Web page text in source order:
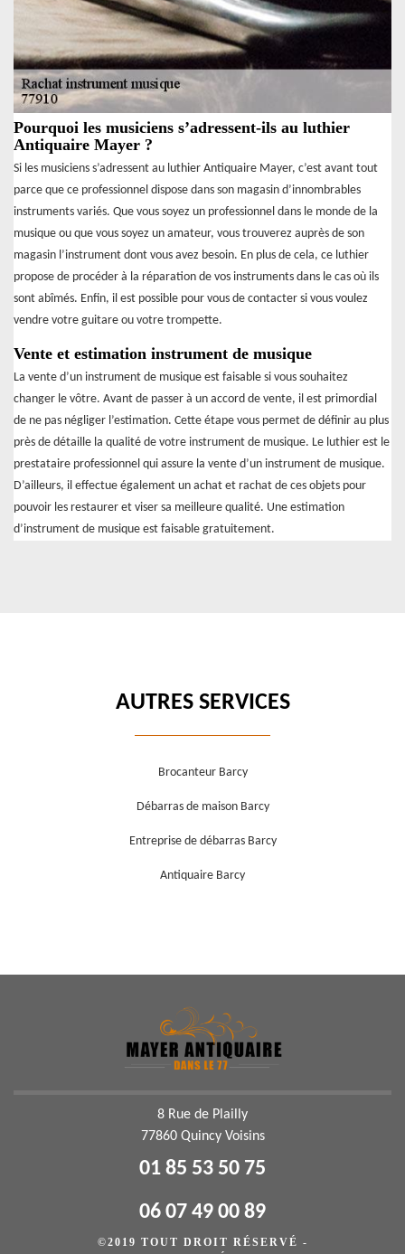
Pourquoi les musiciens s’adressent-ils au luthier
Antiquaire Mayer ?
Si les musiciens s’adressent au luthier Antiquaire Mayer, c’est avant tout
parce que ce professionnel dispose dans son magasin d’innombrables
instruments variés. Que vous soyez un professionnel dans le monde de la
musique ou que vous soyez un amateur, vous trouverez auprès de son
magasin l’instrument dont vous avez besoin. En plus de cela, ce luthier
propose de procéder à la réparation de vos instruments dans le cas où ils
sont abîmés. Enfin, il est possible pour vous de contacter si vous voulez
vendre votre guitare ou votre trompette.
Vente et estimation instrument de musique
La vente d’un instrument de musique est faisable si vous souhaitez
changer le vôtre. Avant de passer à un accord de vente, il est primordial
de ne pas négliger l’estimation. Cette étape vous permet de définir au plus
près de détaille la qualité de votre instrument de musique. Le luthier est le
prestataire professionnel qui assure la vente d’un instrument de musique.
D’ailleurs, il effectue également un achat et rachat de ces objets pour
pouvoir les restaurer et viser sa meilleure qualité. Une estimation
d’instrument de musique est faisable gratuitement.
AUTRES SERVICES
Brocanteur Barcy
Débarras de maison Barcy
Entreprise de débarras Barcy
Antiquaire Barcy
8 Rue de Plailly
77860 Quincy Voisins
01 85 53 50 75
06 07 49 00 89
©2019 TOUT DROIT RÉSERVÉ -